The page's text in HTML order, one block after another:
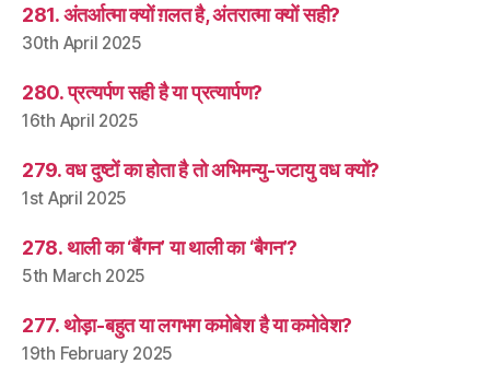
281. अंतर्आत्मा क्यों ग़लत है, अंतरात्मा क्यों सही?
30th April 2025
280. प्रत्यर्पण सही है या प्रत्यार्पण?
16th April 2025
279. वध दुष्टों का होता है तो अभिमन्यु-जटायु वध क्यों?
1st April 2025
278. थाली का ‘बैंगन’ या थाली का ‘बैगन’?
5th March 2025
277. थोड़ा-बहुत या लगभग कमोबेश है या कमोवेश?
19th February 2025